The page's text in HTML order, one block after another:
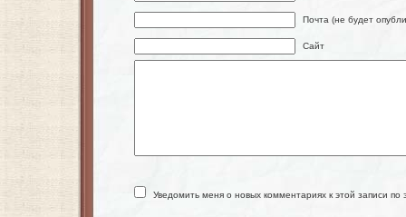
Почта (не будет
Сайт
Уведомить меня о новых комментариях к этой записи по